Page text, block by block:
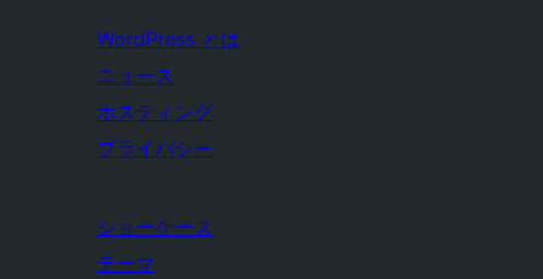
WordPress とは
ニュース
ホスティング
プライバシー
ショーケース
テーマ